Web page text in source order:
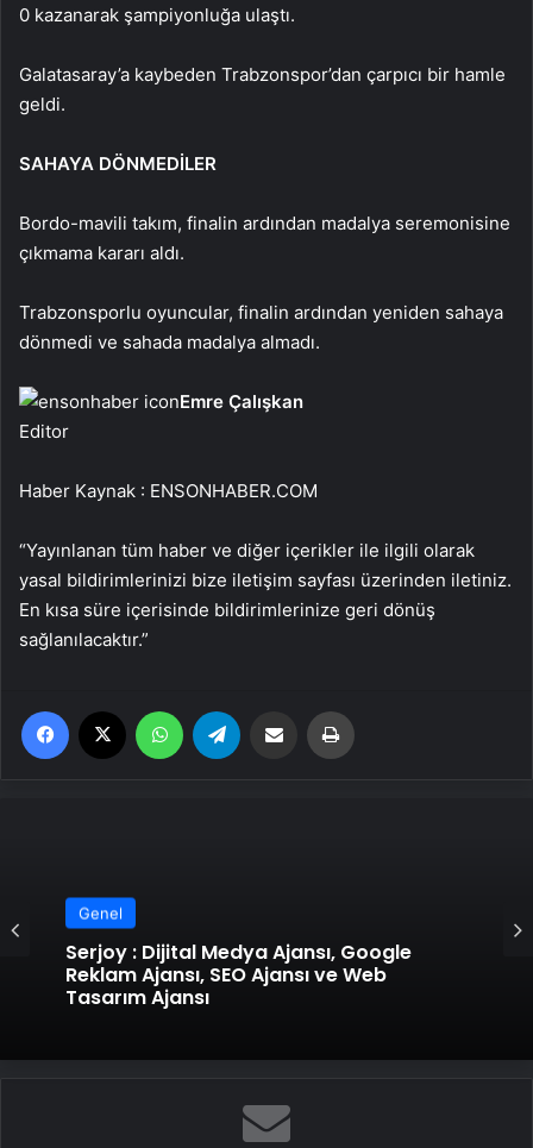
0 kazanarak şampiyonluğa ulaştı.
Galatasaray’a kaybeden Trabzonspor’dan çarpıcı bir hamle
geldi.
SAHAYA DÖNMEDİLER
Bordo-mavili takım, finalin ardından madalya seremonisine
çıkmama kararı aldı.
Trabzonsporlu oyuncular, finalin ardından yeniden sahaya
dönmedi ve sahada madalya almadı.
Emre Çalışkan
Editor
Haber Kaynak : ENSONHABER.COM
“Yayınlanan tüm haber ve diğer içerikler ile ilgili olarak
yasal bildirimlerinizi bize iletişim sayfası üzerinden iletiniz.
En kısa süre içerisinde bildirimlerinize geri dönüş
sağlanılacaktır.”
Facebook WhatsApp Email'den paylaş
Genel
Reklam Ajansı, SEO Ajansı ve Web
Genel
UETDS Nedir ? Uetds.com İle Akıllı Dijital
Taşımacılık Yazılımı